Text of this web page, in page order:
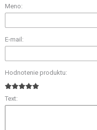
Meno:
E-mail:
Hodnotenie produktu:
Text: